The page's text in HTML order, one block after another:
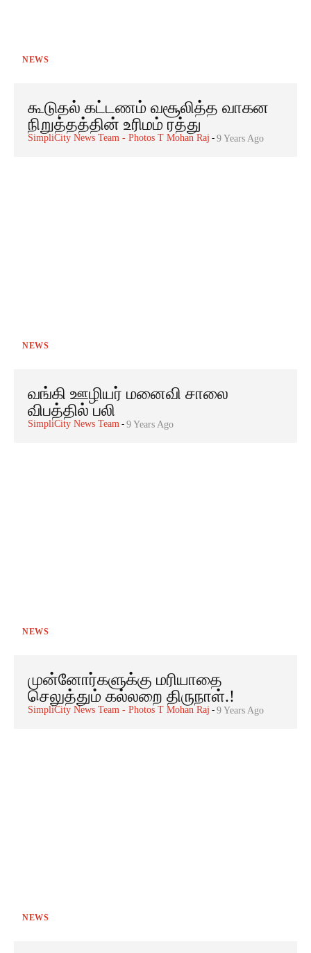
NEWS
கூடுதல் கட்டணம் வசூலித்த வாகன
நிறுத்தத்தின் உரிமம் ரத்து
SimpliCity News Team - Photos T Mohan Raj - 9 Years Ago
NEWS
வங்கி ஊழியர் மனைவி சாலை
விபத்தில் பலி
SimpliCity News Team - 9 Years Ago
NEWS
முன்னோர்களுக்கு மரியாதை
செலுத்தும் கல்லறை திருநாள்.!
SimpliCity News Team - Photos T Mohan Raj - 9 Years Ago
NEWS